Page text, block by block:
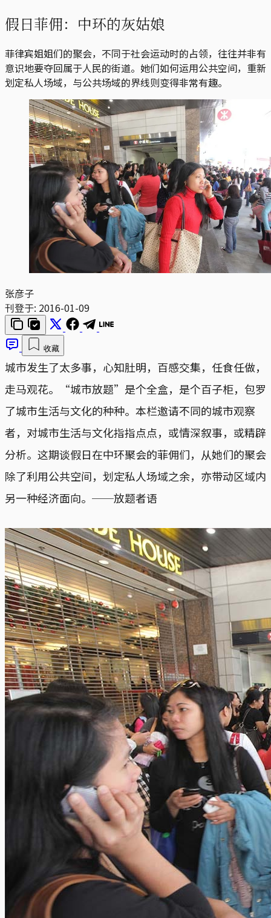
假日菲佣：中环的灰姑娘
菲律宾姐姐们的聚会，不同于社会运动时的占领，往往并非有
意识地要夺回属于人民的街道。她们如何运用公共空间，重新
划定私人场域，与公共场域的界线则变得非常有趣。
张彦子
刊登于: 2016-01-09
收藏
城市发生了太多事，心知肚明，百感交集，任食任做，
走马观花。“城市放题”是个全盒，是个百子柜，包罗
了城市生活与文化的种种。本栏邀请不同的城市观察
者，对城市生活与文化指指点点，或情深叙事，或精辟
分析。这期谈假日在中环聚会的菲佣们，从她们的聚会
除了利用公共空间，划定私人场域之余，亦带动区域内
另一种经济面向。──放题者语